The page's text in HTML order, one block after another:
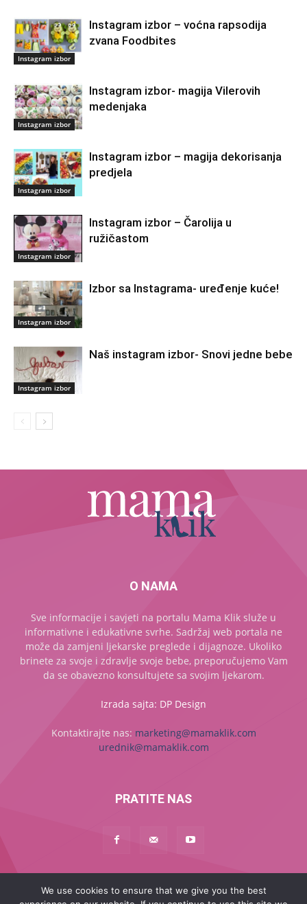
Instagram izbor
Instagram izbor – voćna rapsodija
zvana Foodbites
Instagram izbor
Instagram izbor- magija Vilerovih
medenjaka
Instagram izbor
Instagram izbor – magija dekorisanja
predjela
Instagram izbor
Instagram izbor – Čarolija u
ružičastom
Instagram izbor
Izbor sa Instagrama- uređenje kuće!
Instagram izbor
Naš instagram izbor- Snovi jedne bebe
O NAMA
Sve informacije i savjeti na portalu Mama Klik služe u
informativne i edukativne svrhe. Sadržaj web portala ne
može da zamjeni ljekarske preglede i dijagnoze. Ukoliko
brinete za svoje i zdravlje svoje bebe, preporučujemo Vam
da se obavezno konsultujete sa svojim ljekarom.
Izrada sajta: DP Design
Kontaktirajte nas: marketing@mamaklik.com
urednik@mamaklik.com
PRATITE NAS
Naslovna Začeće Trudnoća Beba Dijete
Mama
We use cookies to ensure that we give you the best